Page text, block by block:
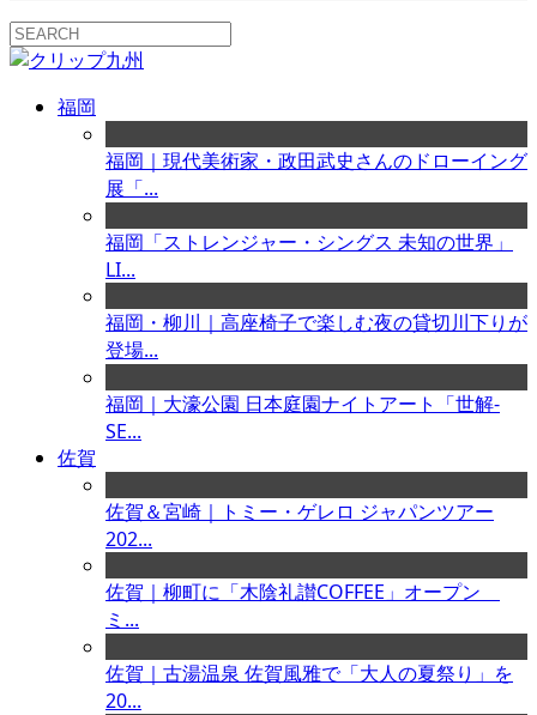
福岡
福岡｜現代美術家・政田武史さんのドローイング
展「...
福岡「ストレンジャー・シングス 未知の世界」
LI...
福岡・柳川｜高座椅子で楽しむ夜の貸切川下りが
登場...
福岡｜大濠公園 日本庭園ナイトアート「世解-
SE...
佐賀
佐賀＆宮崎｜トミー・ゲレロ ジャパンツアー
202...
佐賀｜柳町に「木陰礼讃COFFEE」オープン
ミ...
佐賀｜古湯温泉 佐賀風雅で「大人の夏祭り」を
20...